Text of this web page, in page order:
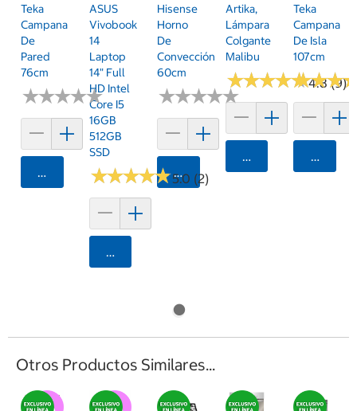
Teka
Campana
De
Pared
76cm
★★★★★
★★★★★
Agregar
ASUS
Vivobook
14
Laptop
14" Full
HD Intel
Core I5
16GB
512GB
SSD
★★★★★
★★★★★5.0 (2)
Agregar
Hisense
Horno
De
Convección
60cm
★★★★★
★★★★★
Agregar
Artika,
Lámpara
Colgante
Malibu
★★★★★
★★★★★4.8 (9)
Agregar
Teka
Campana
De Isla
107cm
★★★
★★★
Otros Productos Similares...